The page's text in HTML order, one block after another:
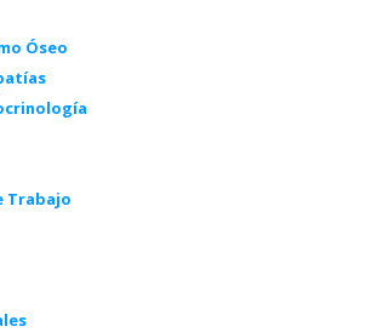
Óseo
Trabajo